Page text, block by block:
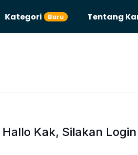
Kategori Baru Tentang
Hallo Kak, Silakan